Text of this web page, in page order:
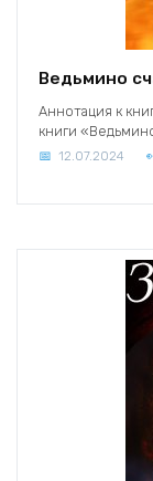
Ведьмино
Аннотация к
книги
12.07.2024